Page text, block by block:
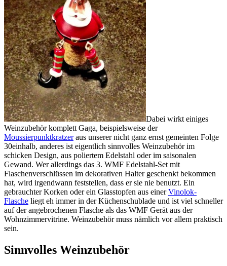
Dabei wirkt einiges
Weinzubehör komplett Gaga, beispielsweise der
Moussierpunktkratzeraus unserer nicht ganz ernst gemeinten Folge
30einhalb, anderes ist eigentlich sinnvolles Weinzubehör im
schicken Design, aus poliertem Edelstahl oder im saisonalen
Gewand. Wer allerdings das 3. WMF Edelstahl-Set mit
Flaschenverschlüssen im dekorativen Halter geschenkt bekommen
hat, wird irgendwann feststellen, dass er sie nie benutzt. Ein
gebrauchter Korken oder ein Glasstopfen aus einerVinolok-
Flasche liegt eh immer in der Küchenschublade und ist viel schneller
auf der angebrochenen Flasche als das WMF Gerät aus der
Wohnzimmervitrine. Weinzubehör muss nämlich vor allem praktisch
sein.
Sinnvolles Weinzubehör